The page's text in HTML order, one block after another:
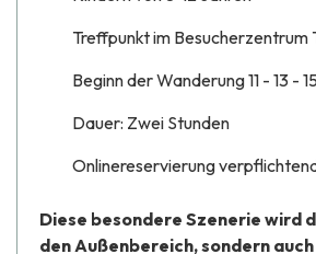
Treffpunkt im Besucherzentrum
Beginn der Wanderung 11 - 13 -
Dauer: Zwei Stunden
Onlinereservierung
Diese besondere Szenerie wird
den Außenbereich, sondern auch